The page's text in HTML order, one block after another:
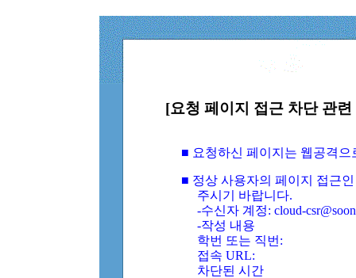
[요청 페이지 접근 차단 관
■ 요청하신 페이지는 웹공격
■ 정상 사용자의 페이지 접근
주시기 바랍니다.
-수신자 계정: cloud-
-작성 내용
학번 또는 직번:
접속 URL:
차단된 시간